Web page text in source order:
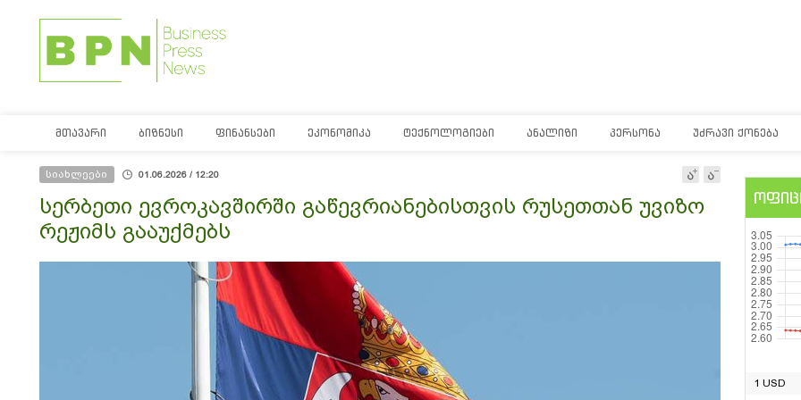
ᲛᲗᲐᲕᲐᲠᲘ ᲑᲘᲖᲜᲔᲡᲘ ᲤᲘᲜᲐᲜᲡᲔᲑᲘ ᲔᲙᲝᲜᲝᲛᲘᲙᲐ ᲢᲔᲥᲜᲝᲚᲝᲒᲘᲔᲑᲘ ᲐᲜᲐᲚᲘᲖᲘ ᲞᲔᲠᲡᲝᲜᲐ ᲣᲫᲠᲐᲕᲘ ᲥᲝᲜᲔᲑᲐ
სიახლეები 01.06.2026 / 12:20
სერბეთი ევროკავშირში გაწევრიანებისთვის რუსეთთან უვიზო
რეჟიმს გააუქმებს
1 USD